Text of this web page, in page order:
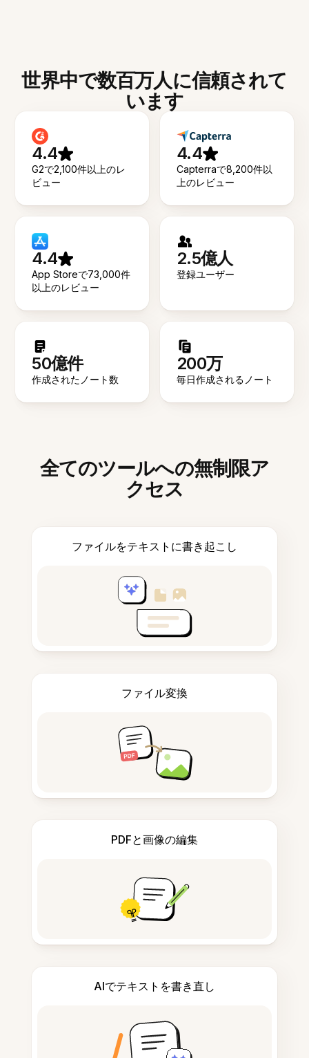
世界中で数百万人に信頼されて
います
4.4
G2で2,100件以上のレ
ビュー
4.4
Capterraで8,200件以
上のレビュー
4.4
App Storeで73,000件
以上のレビュー
2.5億人
登録ユーザー
50億件
作成されたノート数
200万
毎日作成されるノート
全てのツールへの無制限ア
クセス
ファイルをテキストに書き起こし
ファイル変換
PDFと画像の編集
AIでテキストを書き直し